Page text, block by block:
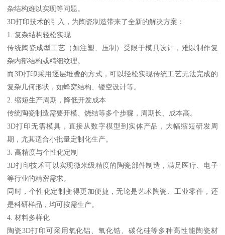
杂结构难以实现等问题。
3D打印技术的引入，为陶瓷制造带来了全新的解决方案：
1. 复杂结构轻松实现
传统陶瓷成型工艺（如注塑、压制）受限于模具设计，难以制作复
杂内部结构或精细纹理。
而3D打印采用逐层堆叠的方式，可以轻松实现传统工艺无法完成的
复杂几何形状，如蜂窝结构、镂空设计等。
2. 缩短生产周期，降低开发成本
传统陶瓷制造需要开模、烧结等多个步骤，周期长、成本高。
3D打印无需模具，直接从数字模型到实体产品，大幅缩短研发周
期，尤其适合小批量定制化生产。
3. 高精度与个性化定制
3D打印技术可以实现微米级精度的陶瓷部件制造，满足医疗、电子
等行业的精密需求。
同时，个性化定制变得更加便捷，无论是艺术陶瓷、工业零件，还
是科研样品，均可按需生产。
4. 材料多样化
陶瓷3D打印可采用氧化铝、氧化锆、碳化硅等多种高性能陶瓷材